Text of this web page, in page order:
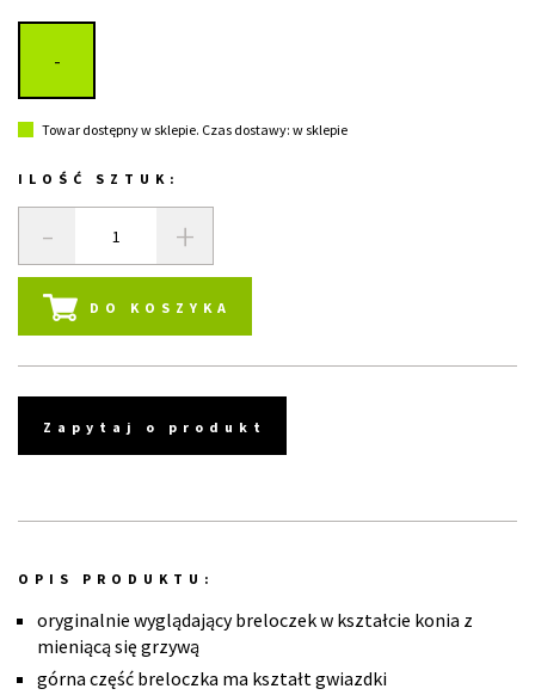
-
Towar dostępny w sklepie. Czas dostawy: w sklepie
ILOŚĆ SZTUK:
- +
DO KOSZYKA
Zapytaj o produkt
OPIS PRODUKTU:
oryginalnie wyglądający breloczek w kształcie konia z
mieniącą się grzywą
górna część breloczka ma kształt gwiazdki